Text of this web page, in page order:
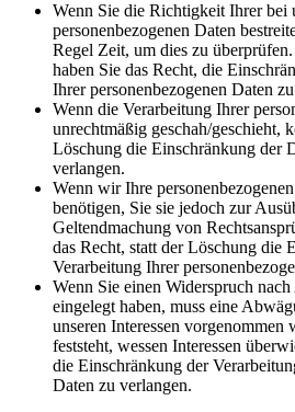
Wenn Sie die Richtigkeit Ihrer bei
personenbezogenen Daten
Regel Zeit, um dies zu
haben Sie das Recht, die
Ihrer personenbezogenen Daten
Wenn die Verarbeitung Ihrer
unrechtmäßig geschah/geschieht,
Löschung die Einschränkung der
verlangen.
Wenn wir Ihre
benötigen, Sie sie jedoch zur
Geltendmachung von
das Recht, statt der Löschung die
Verarbeitung Ihrer
Wenn Sie einen Widerspruch
eingelegt haben, muss eine
unseren Interessen vorgenommen
feststeht, wessen Interessen
die Einschränkung der
Daten zu verlangen.